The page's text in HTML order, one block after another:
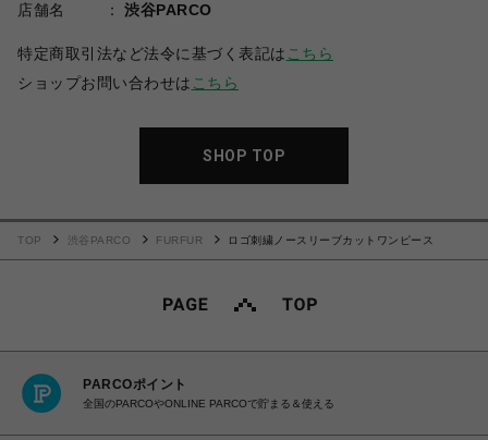
店舗名
渋谷PARCO
特定商取引法など法令に基づく表記は こちら
ショップお問い合わせは こちら
SHOP TOP
TOP 渋谷PARCO FURFUR ロゴ刺繍ノースリーブカットワンピース
PARCOポイント
全国のPARCOやONLINE PARCOで貯まる＆使える